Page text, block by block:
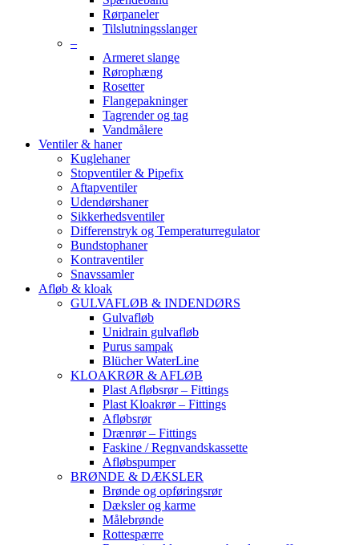
Rørpaneler
Tilslutningsslanger
–
Armeret slange
Rørophæng
Rosetter
Flangepakninger
Tagrender og tag
Vandmålere
Ventiler & haner
Kuglehaner
Stopventiler & Pipefix
Aftapventiler
Udendørshaner
Sikkerhedsventiler
Differenstryk og Temperaturregulator
Bundstophaner
Kontraventiler
Snavssamler
Afløb & kloak
GULVAFLØB & INDENDØRS
Gulvafløb
Unidrain gulvafløb
Purus sampak
Blücher WaterLine
KLOAKRØR & AFLØB
Plast Afløbsrør – Fittings
Plast Kloakrør – Fittings
Afløbsrør
Drænrør – Fittings
Faskine / Regnvandskassette
Afløbspumper
BRØNDE & DÆKSLER
Brønde og opføringsrør
Dæksler og karme
Målebrønde
Rottespærre